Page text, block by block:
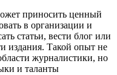
приносить ценный
в организации и
статьи, вести блог или
издания. Такой опыт не
журналистики, но
и таланты